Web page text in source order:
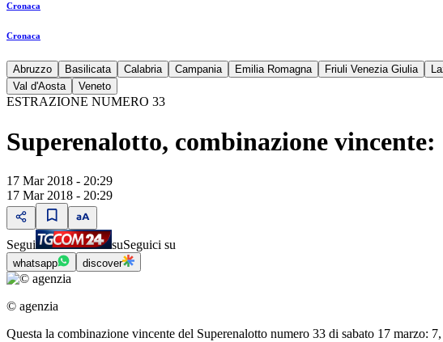
Cronaca
Cronaca
Abruzzo Basilicata Calabria Campania Emilia Romagna Friuli Venezia Giulia
Val d'Aosta
Veneto
ESTRAZIONE NUMERO 33
Superenalotto, combinazione vincente:
17 Mar 2018 - 20:29
17 Mar 2018 - 20:29
Segui suSeguici su
whatsapp discover
© agenzia
Questa la combinazione vincente del Superenalotto numero 33 di sabato 17 marzo: